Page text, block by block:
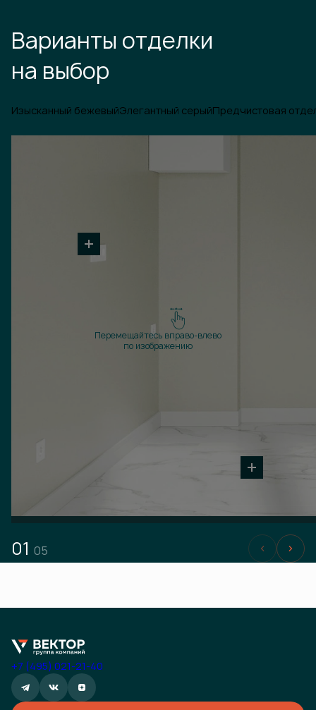
Варианты отделки
на выбор
Изысканный бежевыйЭлегантный серыйПредчистовая
Перемещайтесь вправо-влево
по изображению
01 05
+7 (495) 021-21-40